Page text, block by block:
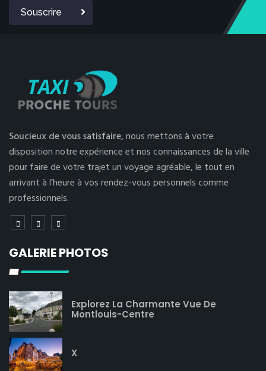
Souscrire
Soucieux de vous satisfaire,nous mettons à votre
disposition notre expérience et nos connaissances de la ville
pour faire de votre trajet un voyage agréable, le tout en
arrivant à l’heure à vos rendez-vous personnels comme
professionnels.
GALERIE PHOTOS
Explorez La Charmante Vue De
Montlouis-Centre
X